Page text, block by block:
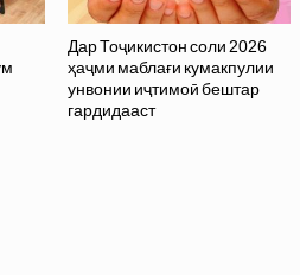
Дар Тоҷикистон соли 2026
ҳаҷми маблағи кумакпулии
унвонии иҷтимоӣ бештар
гардидааст